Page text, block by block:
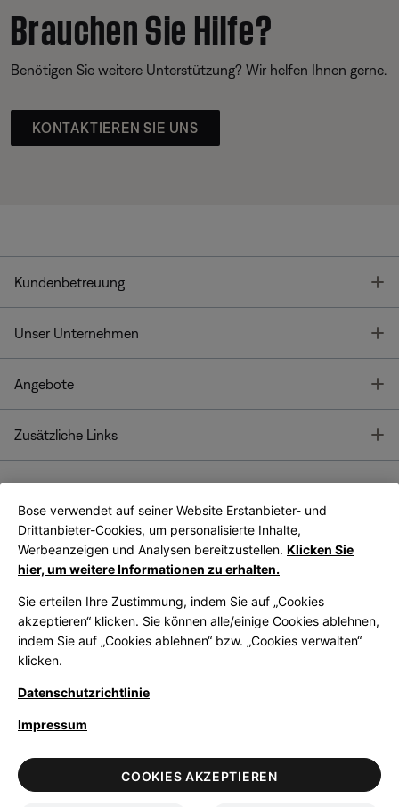
Brauchen Sie Hilfe?
Benötigen Sie weitere Unterstützung? Wir helfen Ihnen gerne.
KONTAKTIEREN SIE UNS
Kundenbetreuung
Unser Unternehmen
Angebote
Zusätzliche Links
Bose App
Bose Connect
App
LegalDatenschutzrichtlinieZugänglichkeitHinweis zu Cookies
VerkaufsbedingungenNutzungsbedingungen
Bose verwendet auf seiner Website Erstanbieter- und
Drittanbieter-Cookies, um personalisierte Inhalte,
Werbeanzeigen und Analysen bereitzustellen. Klicken Sie
hier, um weitere Informationen zu erhalten.
Sie erteilen Ihre Zustimmung, indem Sie auf „Cookies
akzeptieren“ klicken. Sie können alle/einige Cookies ablehnen,
indem Sie auf „Cookies ablehnen“ bzw. „Cookies verwalten“
klicken.
Datenschutzrichtlinie
Impressum
COOKIES AKZEPTIEREN